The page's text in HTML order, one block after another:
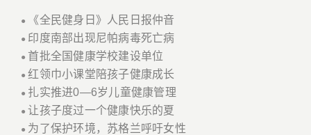
● 《全民健身日》人民日报仲音
● 印度南部出现尼帕病毒死亡病
● 首批全国健康学校建设单位
●红领巾小课堂陪孩子健康成长
● 扎实推进0—6岁儿童健康管理
●让孩子度过一个健康快乐的夏
● 为了保护环境，苏格兰呼吁女性